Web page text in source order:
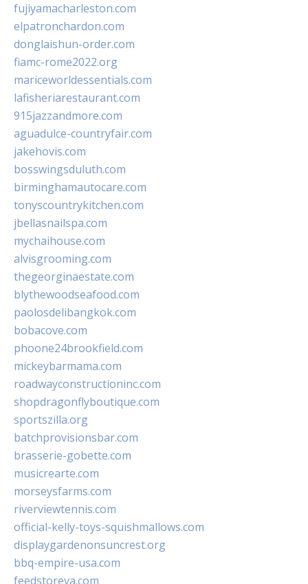
fujiyamacharleston.com
elpatronchardon.com
donglaishun-order.com
fiamc-rome2022.org
mariceworldessentials.com
lafisheriarestaurant.com
915jazzandmore.com
aguadulce-countryfair.com
jakehovis.com
bosswingsduluth.com
birminghamautocare.com
tonyscountrykitchen.com
jbellasnailspa.com
mychaihouse.com
alvisgrooming.com
thegeorginaestate.com
blythewoodseafood.com
paolosdelibangkok.com
bobacove.com
phoone24brookfield.com
mickeybarmama.com
roadwayconstructioninc.com
shopdragonflyboutique.com
sportszilla.org
batchprovisionsbar.com
brasserie-gobette.com
musicrearte.com
morseysfarms.com
riverviewtennis.com
official-kelly-toys-squishmallows.com
displaygardenonsuncrest.org
bbq-empire-usa.com
feedstoreva.com